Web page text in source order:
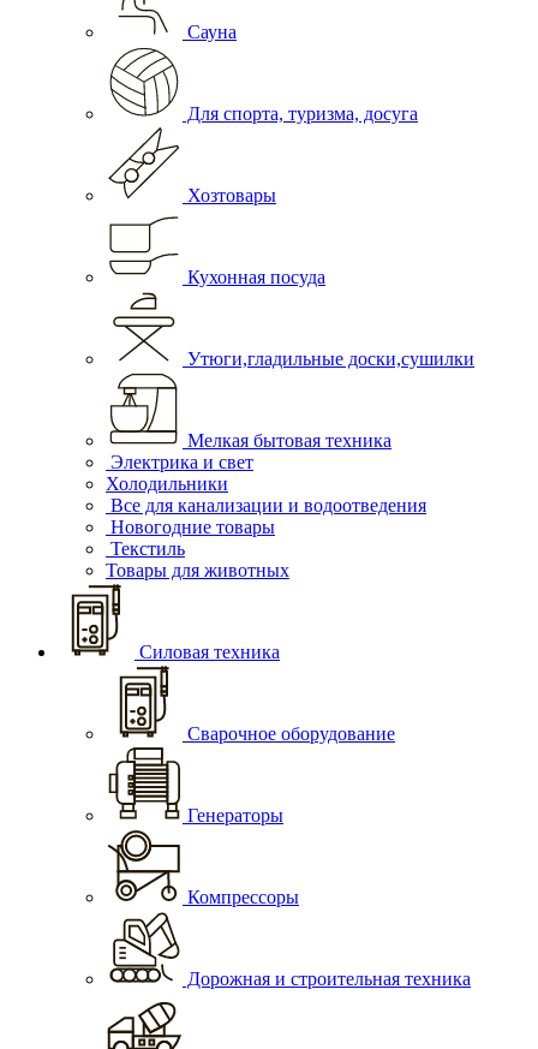
Сауна
Для спорта, туризма, досуга
Хозтовары
Кухонная посуда
Утюги,гладильные доски,сушилки
Мелкая бытовая техника
Электрика и свет
Холодильники
Все для канализации и водоотведения
Новогодние товары
Текстиль
Товары для животных
Силовая техника
Сварочное оборудование
Генераторы
Компрессоры
Дорожная и строительная техника